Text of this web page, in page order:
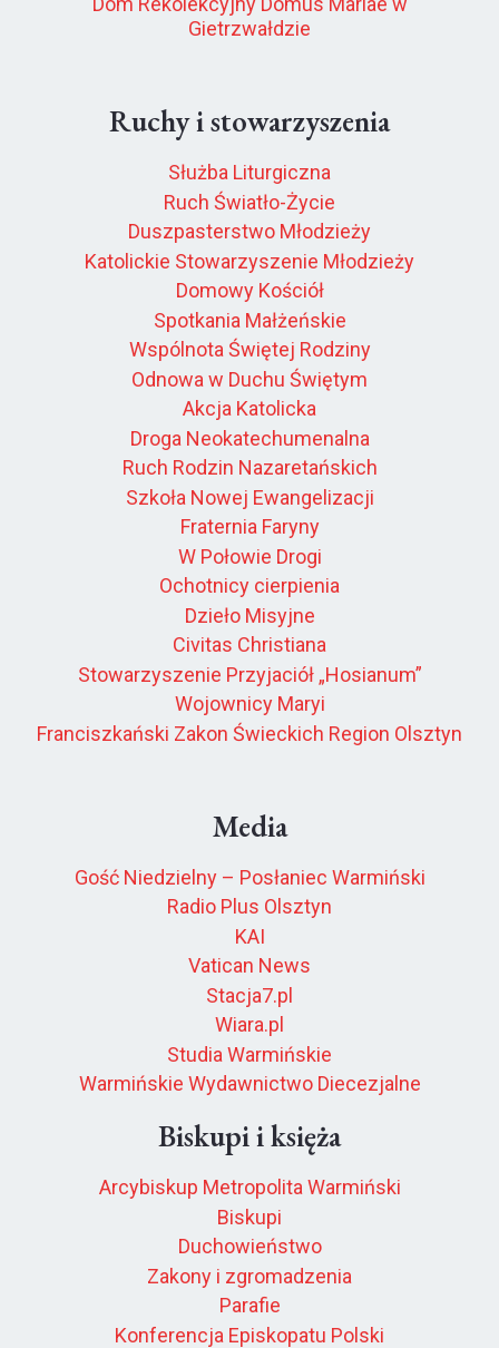
Gietrzwałdzie
Ruchy i stowarzyszenia
Służba Liturgiczna
Ruch Światło-Życie
Duszpasterstwo Młodzieży
Katolickie Stowarzyszenie Młodzieży
Domowy Kościół
Spotkania Małżeńskie
Wspólnota Świętej Rodziny
Odnowa w Duchu Świętym
Akcja Katolicka
Droga Neokatechumenalna
Ruch Rodzin Nazaretańskich
Szkoła Nowej Ewangelizacji
Fraternia Faryny
W Połowie Drogi
Ochotnicy cierpienia
Dzieło Misyjne
Civitas Christiana
Stowarzyszenie Przyjaciół „Hosianum”
Wojownicy Maryi
Franciszkański Zakon Świeckich Region Olsztyn
Media
Gość Niedzielny – Posłaniec Warmiński
Radio Plus Olsztyn
KAI
Vatican News
Stacja7.pl
Wiara.pl
Studia Warmińskie
Warmińskie Wydawnictwo Diecezjalne
Biskupi i księża
Arcybiskup Metropolita Warmiński
Biskupi
Duchowieństwo
Zakony i zgromadzenia
Parafie
Konferencja Episkopatu Polski